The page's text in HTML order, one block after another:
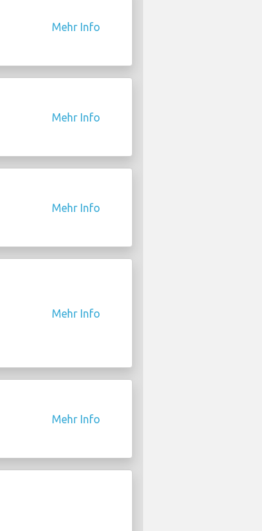
Mehr Info
Mehr Info
Mehr Info
Mehr Info
Mehr Info